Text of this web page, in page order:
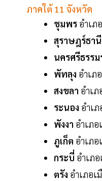
ภาคใต้ 11 จังหวัด
ชุมพร อำเภ
สุราษฎร์ธานี
นครศรีธรร
พัทลุง อำเภ
สงขลา อำเภ
ระนอง อำเ
พังงา อำเภอ
ภูเก็ต อำเภอ
กระบี่ อำเภ
ตรัง อำเภอเ